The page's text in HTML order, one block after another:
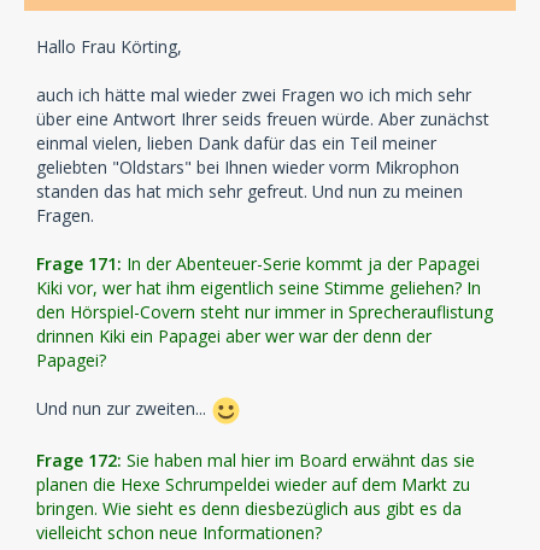
Hallo Frau Körting,
auch ich hätte mal wieder zwei Fragen wo ich mich sehr
über eine Antwort Ihrer seids freuen würde. Aber zunächst
einmal vielen, lieben Dank dafür das ein Teil meiner
geliebten "Oldstars" bei Ihnen wieder vorm Mikrophon
standen das hat mich sehr gefreut. Und nun zu meinen
Fragen.
Frage 171: In der Abenteuer-Serie kommt ja der Papagei
Kiki vor, wer hat ihm eigentlich seine Stimme geliehen? In
den Hörspiel-Covern steht nur immer in Sprecherauflistung
drinnen Kiki ein Papagei aber wer war der denn der
Papagei?
Und nun zur zweiten...
Frage 172: Sie haben mal hier im Board erwähnt das sie
planen die Hexe Schrumpeldei wieder auf dem Markt zu
bringen. Wie sieht es denn diesbezüglich aus gibt es da
vielleicht schon neue Informationen?